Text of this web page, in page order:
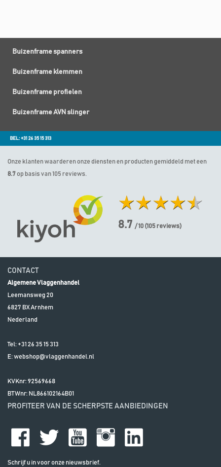
Buizenframe spanners
Buizenframe klemmen
Buizenframe profielen
Buizenframe AVN slinger
BEL: +31 26 35 15 313
Onze klanten waarderen onze diensten en producten gemiddeld met een
8.7 op basis van 105 reviews.
8.7 / 10 (105 reviews)
CONTACT
Algemene Vlaggenhandel
Leemansweg 20
6827 BXArnhem
Nederland
Tel: +31 26 35 15 313
E:webshop@vlaggenhandel.nl
KVKnr: 92569668
BTWnr: NL866102164B01
PROFITEER VAN DE SCHERPSTE AANBIEDINGEN
Schrijf u in voor onze nieuwsbrief.